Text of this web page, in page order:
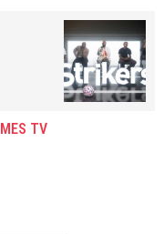
TV